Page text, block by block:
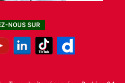
NOUS SUR